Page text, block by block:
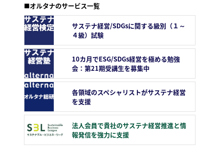
■オルタナのサービス一覧
サステナ経営/SDGsに関する級別（１～
４級）試験
10カ月でESG/SDGs経営を極める勉強
会：第21期受講生を募集中
各領域のスペシャリストがサステナ経営
を支援
法人会員で貴社のサステナ経営推進と情
報発信を強力に支援